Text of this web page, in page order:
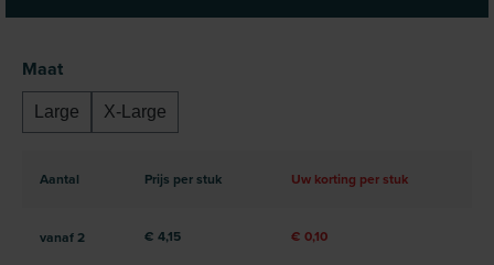
Aantal Prijs per stuk Uw korting per stuk
vanaf2 € 4,15 € 0,10
Selecteer
Maat
Large X-Large